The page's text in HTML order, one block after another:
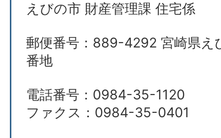
えびの市 財産管理課 住宅係
郵便番号：889-4292 宮崎県え
番地
電話番号：0984-35-1120
ファクス：0984-35-0401